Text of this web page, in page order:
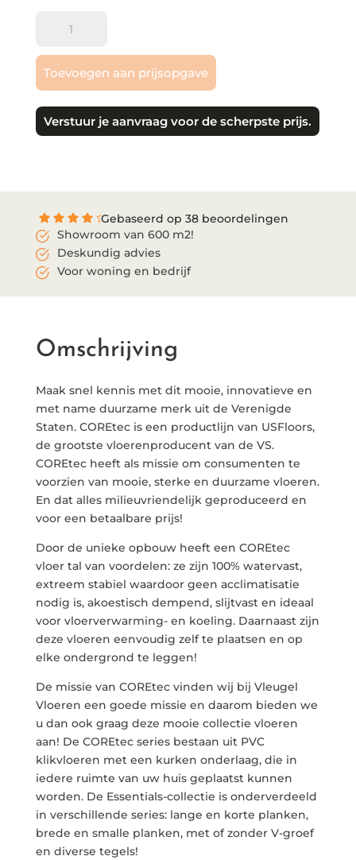
Essentials
1800
++
aantal
Toevoegen aan prijsopgave
Verstuur je aanvraag voor de scherpste prijs.
Gebaseerd op 38 beoordelingen
Showroom van 600 m2!
Deskundig advies
Voor woning en bedrijf
Omschrijving
Maak snel kennis met dit mooie, innovatieve en
met name duurzame merk uit de Verenigde
Staten. COREtec is een productlijn van USFloors,
de grootste vloerenproducent van de VS.
COREtec heeft als missie om consumenten te
voorzien van mooie, sterke en duurzame vloeren.
En dat alles milieuvriendelijk geproduceerd en
voor een betaalbare prijs!
Door de unieke opbouw heeft een COREtec
vloer tal van voordelen: ze zijn 100% watervast,
extreem stabiel waardoor geen acclimatisatie
nodig is, akoestisch dempend, slijtvast en ideaal
voor vloerverwarming- en koeling. Daarnaast zijn
deze vloeren eenvoudig zelf te plaatsen en op
elke ondergrond te leggen!
De missie van COREtec vinden wij bij Vleugel
Vloeren een goede missie en daarom bieden we
u dan ook graag deze mooie collectie vloeren
aan! De COREtec series bestaan uit PVC
klikvloeren met een kurken onderlaag, die in
iedere ruimte van uw huis geplaatst kunnen
worden. De Essentials-collectie is onderverdeeld
in verschillende series: lange en korte planken,
brede en smalle planken, met of zonder V-groef
en diverse tegels!